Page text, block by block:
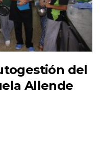
del
Allende